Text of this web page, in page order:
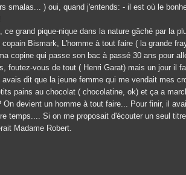
smalas... ) oui, quand j'entends: - il est où le
grand pique-nique dans la nature gâché par la
Bismark, L'homme à tout faire ( la grande
copine qui passe son bac à passé 30 ans pour
foutez-vous de tout ( Henri Garat) mais un jour il
dit que la jeune femme qui me vendait mes
pains au chocolat ( chocolatine, ok) et ça a
devient un homme à tout faire... Pour finir, il
temps.... Si on me proposait d'écouter un seul
Madame Robert.